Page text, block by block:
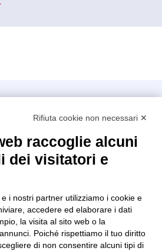
district
Rifiuta cookie non necessari ✕
raccoglie alcuni
dei visitatori e
i nostri partner utilizziamo i cookie e
accedere ed elaborare i dati
la visita al sito web o la
Poiché rispettiamo il tuo diritto
di non consentire alcuni tipi di